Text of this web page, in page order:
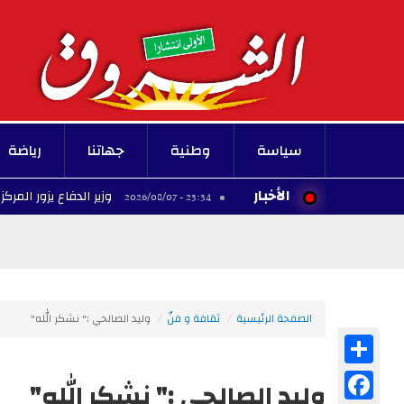
سياسة وطنية جهاتنا
رياضة
الأخبار
23:34 - 2026/08/07 وزير الدفاع يزور المركز
الصفحة الرئيسية ثقافة و فنّ وليد الصالحي :" نشكر الله"
Facebook